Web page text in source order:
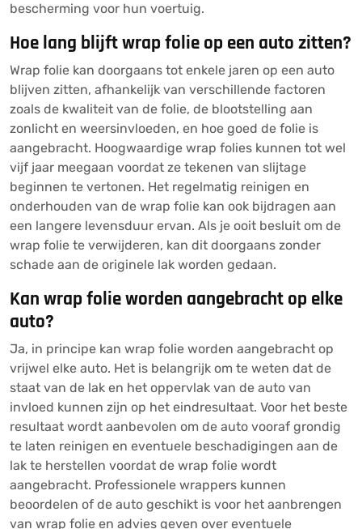
bescherming voor hun voertuig.
Hoe lang blijft wrap folie op een auto zitten?
Wrap folie kan doorgaans tot enkele jaren op een auto
blijven zitten, afhankelijk van verschillende factoren
zoals de kwaliteit van de folie, de blootstelling aan
zonlicht en weersinvloeden, en hoe goed de folie is
aangebracht. Hoogwaardige wrap folies kunnen tot wel
vijf jaar meegaan voordat ze tekenen van slijtage
beginnen te vertonen. Het regelmatig reinigen en
onderhouden van de wrap folie kan ook bijdragen aan
een langere levensduur ervan. Als je ooit besluit om de
wrap folie te verwijderen, kan dit doorgaans zonder
schade aan de originele lak worden gedaan.
Kan wrap folie worden aangebracht op elke
auto?
Ja, in principe kan wrap folie worden aangebracht op
vrijwel elke auto. Het is belangrijk om te weten dat de
staat van de lak en het oppervlak van de auto van
invloed kunnen zijn op het eindresultaat. Voor het beste
resultaat wordt aanbevolen om de auto vooraf grondig
te laten reinigen en eventuele beschadigingen aan de
lak te herstellen voordat de wrap folie wordt
aangebracht. Professionele wrappers kunnen
beoordelen of de auto geschikt is voor het aanbrengen
van wrap folie en advies geven over eventuele